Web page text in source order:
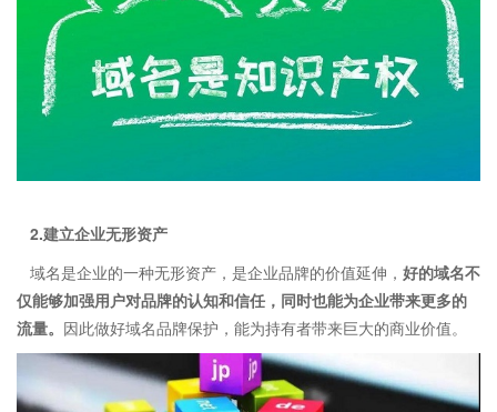
2.建立企业无形资产
域名是企业的一种无形资产，是企业品牌的价值延伸， 好的域名不
仅能够加强用户对品牌的认知和信任，同时也能为企业带来更多的
流量。 因此做好域名品牌保护，能为持有者带来巨大的商业价值。